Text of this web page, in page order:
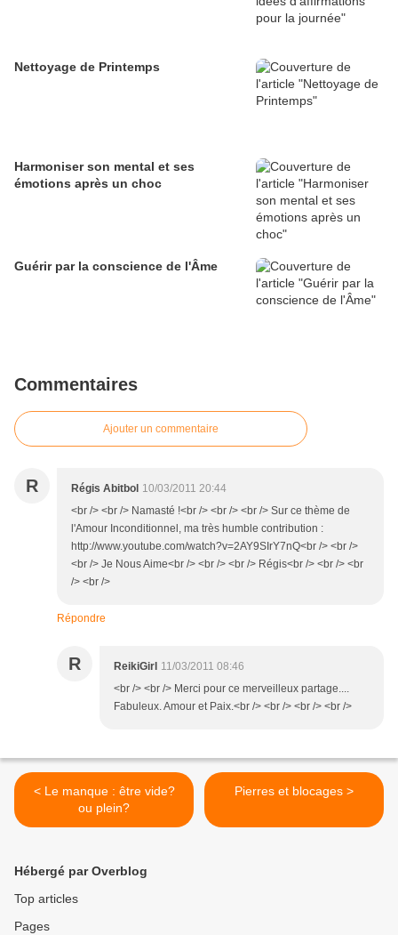
Nettoyage de Printemps
Harmoniser son mental et ses
émotions après un choc
Guérir par la conscience de l'Âme
Commentaires
Ajouter un commentaire
R Régis Abitbol 10/03/2011 20:44
<br /> <br /> Namasté !<br /> <br /> <br /> Sur ce thème de
l'Amour Inconditionnel, ma très humble contribution :
http://www.youtube.com/watch?v=2AY9SIrY7nQ<br /> <br />
<br /> Je Nous Aime<br /> <br /> <br /> Régis<br /> <br /> <br
/> <br />
Répondre
R ReikiGirl 11/03/2011 08:46
<br /> <br /> Merci pour ce merveilleux partage....
Fabuleux. Amour et Paix.<br /> <br /> <br /> <br />
< Le manque : être vide?
ou plein?
Pierres et blocages >
Hébergé par Overblog
Top articles
Pages